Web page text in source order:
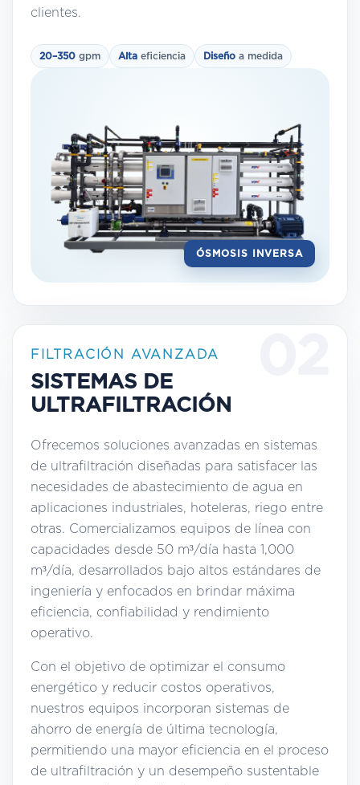
clientes.
20–350 gpm Alta eficiencia Diseño a medida
ÓSMOSIS INVERSA
FILTRACIÓN AVANZADA
SISTEMAS DE
ULTRAFILTRACIÓN
Ofrecemos soluciones avanzadas en sistemas
de ultrafiltración diseñadas para satisfacer las
necesidades de abastecimiento de agua en
aplicaciones industriales, hoteleras, riego entre
otras. Comercializamos equipos de línea con
capacidades desde 50 m³/día hasta 1,000
m³/día, desarrollados bajo altos estándares de
ingeniería y enfocados en brindar máxima
eficiencia, confiabilidad y rendimiento
operativo.
Con el objetivo de optimizar el consumo
energético y reducir costos operativos,
nuestros equipos incorporan sistemas de
ahorro de energía de última tecnología,
permitiendo una mayor eficiencia en el proceso
de ultrafiltración y un desempeño sustentable